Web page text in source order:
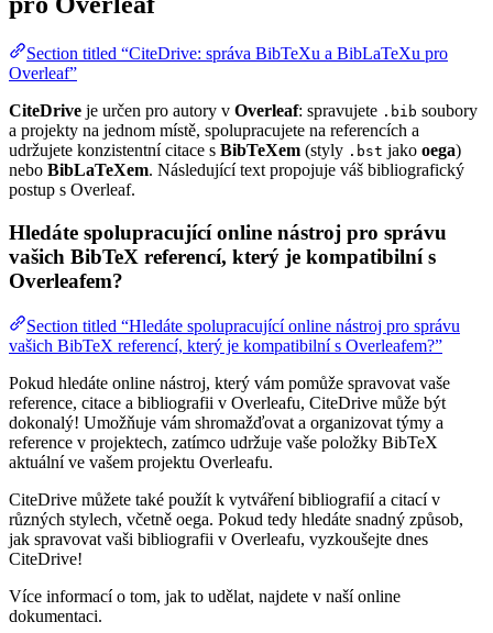
Section titled “CiteDrive: správa BibTeXu a BibLaTeXu pro
Overleaf”
CiteDrive je určen pro autory v Overleaf: spravujete .bib soubory
a projekty na jednom místě, spolupracujete na referencích a
udržujete konzistentní citace s BibTeXem (styly .bst jako oega)
nebo BibLaTeXem. Následující text propojuje váš bibliografický
postup s Overleaf.
Hledáte spolupracující online nástroj pro správu
vašich BibTeX referencí, který je kompatibilní s
Overleafem?
Section titled “Hledáte spolupracující online nástroj pro správu
vašich BibTeX referencí, který je kompatibilní s Overleafem?”
Pokud hledáte online nástroj, který vám pomůže spravovat vaše
reference, citace a bibliografii v Overleafu, CiteDrive může být
dokonalý! Umožňuje vám shromažďovat a organizovat týmy a
reference v projektech, zatímco udržuje vaše položky BibTeX
aktuální ve vašem projektu Overleafu.
CiteDrive můžete také použít k vytváření bibliografií a citací v
různých stylech, včetně oega. Pokud tedy hledáte snadný způsob,
jak spravovat vaši bibliografii v Overleafu, vyzkoušejte dnes
CiteDrive!
Více informací o tom, jak to udělat, najdete v naší online
dokumentaci.